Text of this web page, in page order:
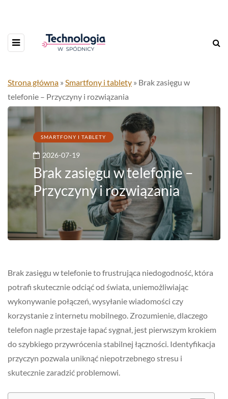
Strona główna » Smartfony i tablety » Brak zasięgu w
telefonie – Przyczyny i rozwiązania
SMARTFONY I TABLETY
2026-07-19
Brak zasięgu w telefonie –
Przyczyny i rozwiązania
Brak zasięgu w telefonie to frustrująca niedogodność, która
potrafi skutecznie odciąć od świata, uniemożliwiając
wykonywanie połączeń, wysyłanie wiadomości czy
korzystanie z internetu mobilnego. Zrozumienie, dlaczego
telefon nagle przestaje łapać sygnał, jest pierwszym krokiem
do szybkiego przywrócenia stabilnej łączności. Identyfikacja
przyczyn pozwala uniknąć niepotrzebnego stresu i
skutecznie zaradzić problemowi.